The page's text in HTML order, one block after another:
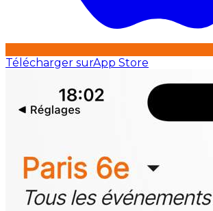
Télécharger surApp Store